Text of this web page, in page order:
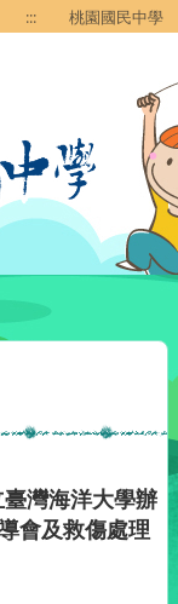
::: 桃園國民中學
灣海洋大學辦
會及救傷處理